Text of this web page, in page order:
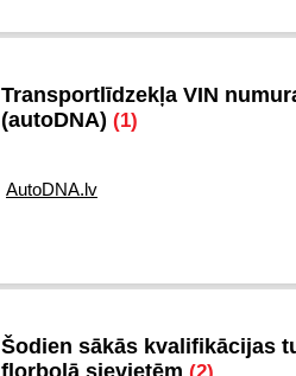
Transportlīdzekļa VIN
(autoDNA) (1)
AutoDNA.lv
Šodien sākās kvalifikācijas
florbolā sievietēm